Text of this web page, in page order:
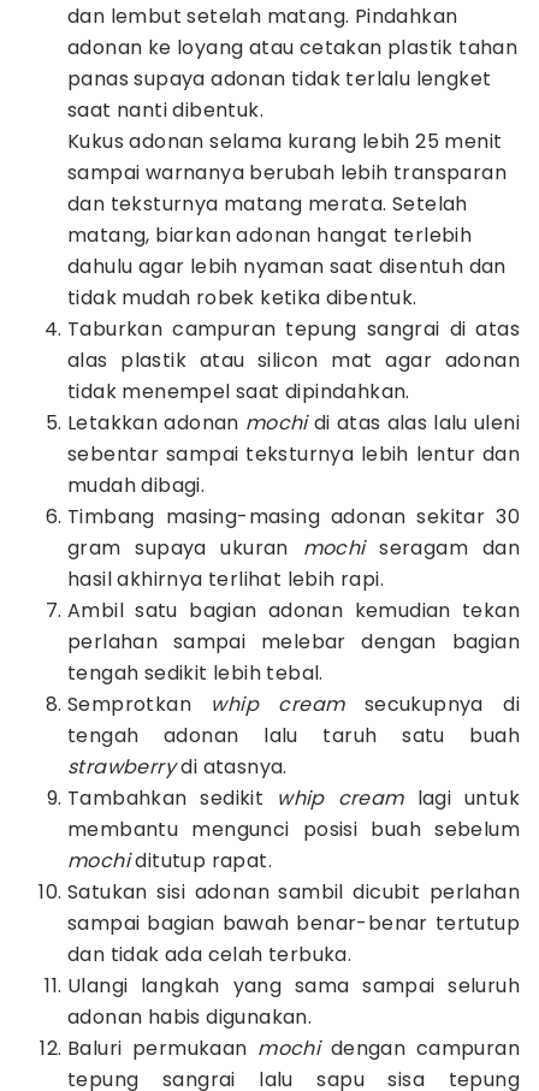
dan lembut setelah matang. Pindahkan
adonan ke loyang atau cetakan plastik tahan
panas supaya adonan tidak terlalu lengket
saat nanti dibentuk.
Kukus adonan selama kurang lebih 25 menit
sampai warnanya berubah lebih transparan
dan teksturnya matang merata. Setelah
matang, biarkan adonan hangat terlebih
dahulu agar lebih nyaman saat disentuh dan
tidak mudah robek ketika dibentuk.
Taburkan campuran tepung sangrai di atas
alas plastik atau silicon mat agar adonan
tidak menempel saat dipindahkan.
Letakkan adonan mochidi atas alas lalu uleni
sebentar sampai teksturnya lebih lentur dan
mudah dibagi.
Timbang masing-masing adonan sekitar 30
gram supaya ukuran mochiseragam dan
hasil akhirnya terlihat lebih rapi.
Ambil satu bagian adonan kemudian tekan
perlahan sampai melebar dengan bagian
tengah sedikit lebih tebal.
Semprotkan whip creamsecukupnya di
tengah adonan lalu taruh satu buah
strawberrydi atasnya.
Tambahkan sedikit whip creamlagi untuk
membantu mengunci posisi buah sebelum
mochiditutup rapat.
Satukan sisi adonan sambil dicubit perlahan
sampai bagian bawah benar-benar tertutup
dan tidak ada celah terbuka.
Ulangi langkah yang sama sampai seluruh
adonan habis digunakan.
Baluri permukaan mochidengan campuran
tepung sangrai lalu sapu sisa tepung